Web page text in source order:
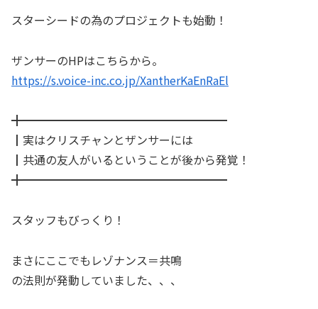
スターシードの為のプロジェクトも始動！
ザンサーのHPはこちらから。
https://s.voice-inc.co.jp/XantherKaEnRaEl
╋━━━━━━━━━━━━━━━━━━
┃実はクリスチャンとザンサーには
┃共通の友人がいるということが後から発覚！
╋━━━━━━━━━━━━━━━━━━
スタッフもびっくり！
まさにここでもレゾナンス＝共鳴
の法則が発動していました、、、